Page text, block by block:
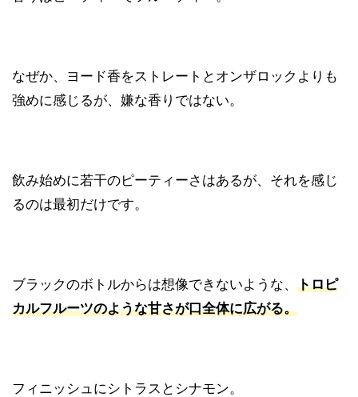
なぜか、ヨード香をストレートとオンザロックよりも
強めに感じるが、嫌な香りではない。
飲み始めに若干のピーティーさはあるが、それを感じ
るのは最初だけです。
ブラックのボトルからは想像できないような、 トロピ
カルフルーツのような甘さが口全体に広がる。
フィニッシュにシトラスとシナモン。